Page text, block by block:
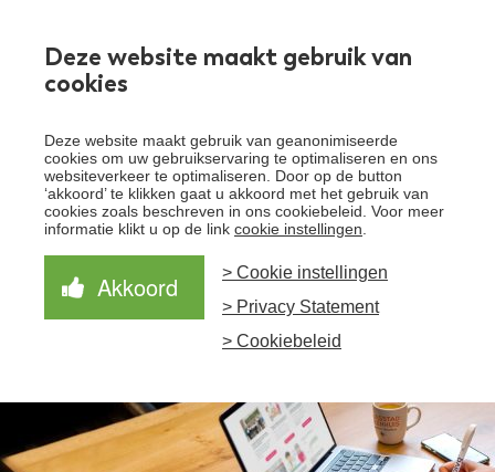
Deze website maakt gebruik van
cookies
Deze website maakt gebruik van geanonimiseerde
cookies om uw gebruikservaring te optimaliseren en ons
websiteverkeer te optimaliseren. Door op de button
‘akkoord’ te klikken gaat u akkoord met het gebruik van
cookies zoals beschreven in ons cookiebeleid. Voor meer
informatie klikt u op de link cookie instellingen
Akkoord
> Cookie instellingen
> Privacy Statement
> Cookiebeleid
Over Santeon
Waardegedreven zorg
aanpak
Samen Beter
Nieuws
Schrijf je in voor de nieuwsbrief
Schrijf je in voor onze nieuwsbrief en ontvang het
laatste nieuws!
Aanmelden nieuwsbrief